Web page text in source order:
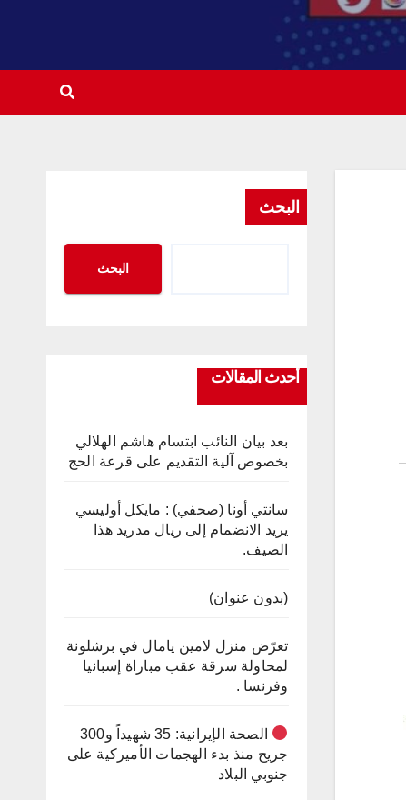
البحث
البحث
أحدث المقالات
بعد بيان النائب ابتسام هاشم الهلالي
بخصوص آلية التقديم على قرعة الحج
سانتي أونا (صحفي) : مايكل أوليسي
يريد الانضمام إلى ريال مدريد هذا
الصيف.
(بدون عنوان)
تعرّض منزل لامين يامال في برشلونة
لمحاولة سرقة عقب مباراة إسبانيا
وفرنسا .
الصحة الإيرانية: 35 شهيداً و300
جريح منذ بدء الهجمات الأميركية على
جنوبي البلاد